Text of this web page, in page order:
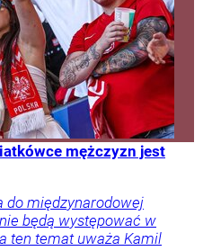
mężczyzn jest
do międzynarodowej
będą występować w
ten temat uważa Kamil